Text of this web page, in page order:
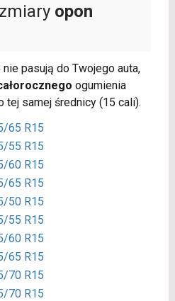
opon
nie pasują do Twojego auta,
ogumienia
tej samej średnicy (15 cali).
65 R15
55 R15
60 R15
65 R15
50 R15
55 R15
60 R15
65 R15
70 R15
70 R15